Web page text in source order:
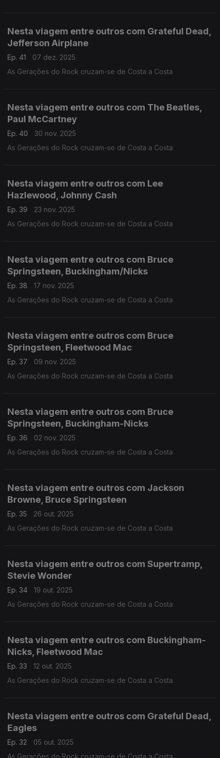
Nesta viagem entre outros com Grateful Dead,
Jefferson Airplane
Ep. 41
07 dez. 2025
As Gerações do Rock cruzam-se de Costa a Costa
Nesta viagem entre outros com The Beatles,
Paul McCartney
Ep. 40
30 nov. 2025
As Gerações do Rock cruzam-se de Costa a Costa
Nesta viagem entre outros com Lee
Hazlewood, Johnny Cash
Ep. 39
23 nov. 2025
As Gerações do Rock cruzam-se de Costa a Costa
Nesta viagem entre outros com Bruce
Springsteen, Buckingham/Nicks
Ep. 38
17 nov. 2025
As Gerações do Rock cruzam-se de Costa a Costa
Nesta viagem entre outros com Bruce
Springsteen, Fleetwood Mac
Ep. 37
09 nov. 2025
As Gerações do Rock cruzam-se de Costa a Costa
Nesta viagem entre outros com Bruce
Springsteen, Buckingham-Nicks
Ep. 36
02 nov. 2025
As Gerações do Rock cruzam-se de Costa a Costa
Nesta viagem entre outros com Jackson
Browne, Bruce Springsteen
Ep. 35
26 out. 2025
As Gerações do Rock cruzam-se de Costa a Costa
Nesta viagem entre outros com Supertramp,
Stevie Wonder
Ep. 34
19 out. 2025
As Gerações do Rock cruzam-se de Costa a Costa
Nesta viagem entre outros com Buckingham-
Nicks, Fleetwood Mac
Ep. 33
12 out. 2025
As Gerações do Rock cruzam-se de Costa a Costa
Nesta viagem entre outros com Grateful Dead,
Eagles
Ep. 32
05 out. 2025
As Gerações do Rock cruzam-se de Costa a Costa